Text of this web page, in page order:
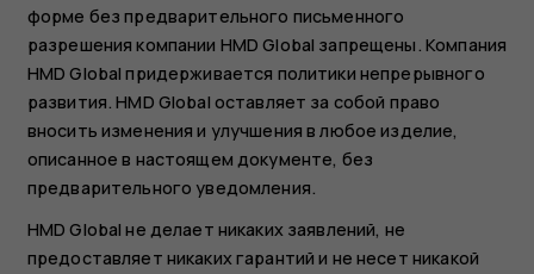
форме без предварительного письменного
разрешения компании HMD Global запрещены. Компания
HMD Global придерживается политики непрерывного
развития. HMD Global оставляет за собой право
вносить изменения и улучшения в любое изделие,
описанное в настоящем документе, без
предварительного уведомления.
HMD Global не делает никаких заявлений, не
предоставляет никаких гарантий и не несет никакой